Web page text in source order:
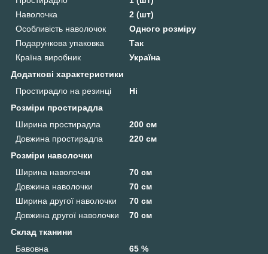
Наволочка
2 (шт)
Особливість наволочок
Одного розміру
Подарункова упаковка
Так
Країна виробник
Україна
Додаткові характеристики
Простирадло на резинці
Ні
Розміри простирадла
Ширина простирадла
200 см
Довжина простирадла
220 см
Розміри наволочки
Ширина наволочки
70 см
Довжина наволочки
70 см
Ширина другої наволочки
70 см
Довжина другої наволочки
70 см
Склад тканини
Бавовна
65 %